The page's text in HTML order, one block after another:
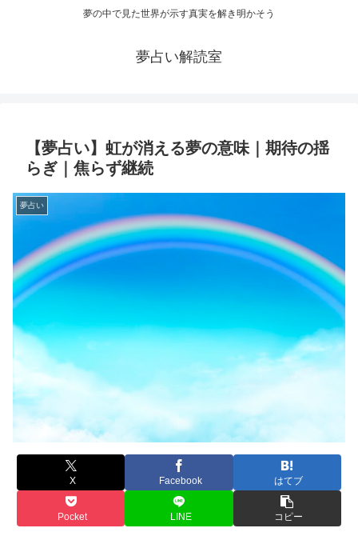
夢の中で見た世界が示す真実を解き明かそう
夢占い解読室
【夢占い】虹が消える夢の意味｜期待の揺
らぎ｜焦らず継続
夢占い
X Facebook はてブ
Pocket LINE コピー